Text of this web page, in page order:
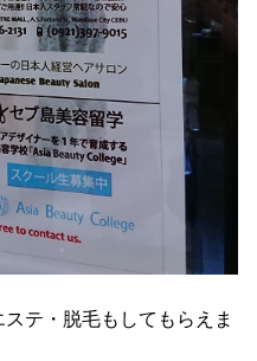
テ・脱毛もしてもらえま